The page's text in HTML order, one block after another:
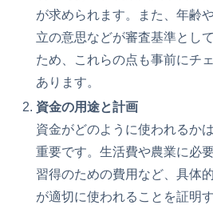
が求められます。また、年齢
立の意思などが審査基準とし
ため、これらの点も事前にチ
あります。
資金の用途と計画
資金がどのように使われるか
重要です。生活費や農業に必
習得のための費用など、具体
が適切に使われることを証明